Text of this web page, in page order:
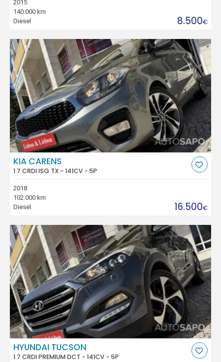
2015
140.000 km
Diesel
8.500€
KIA CARENS
1.7 CRDI ISG TX - 141CV - 5P
2018
102.000 km
Diesel
16.500€
HYUNDAI TUCSON
1.7 CRDI PREMIUM DCT - 141CV - 5P